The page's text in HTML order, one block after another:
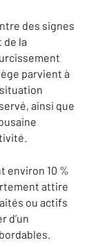
des signes
de la
parvient à
ainsi que
environ 10 %
attire
ou actifs
d’un